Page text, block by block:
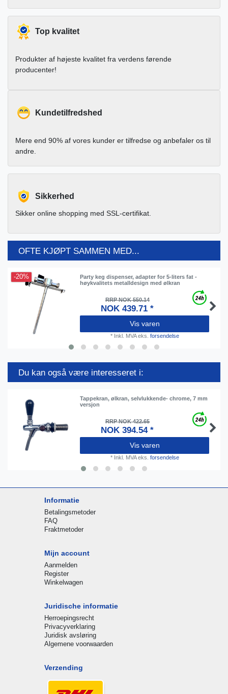
Top kvalitet
Produkter af højeste kvalitet fra verdens førende
producenter!
Kundetilfredshed
Mere end 90% af vores kunder er tilfredse og anbefaler os til
andre.
Sikkerhed
Sikker online shopping med SSL-certifikat.
OFTE KJØPT SAMMEN MED...
-20%
Party keg dispenser, adapter for 5-liters fat -
høykvalitets metalldesign med ølkran
RRP NOK 550.14
NOK 439.71 *
Vis varen
* Inkl. MVAeks. forsendelse
Du kan også være interesseret i:
Tappekran, ølkran, selvlukkende- сhrome, 7 mm
versjon
RRP NOK 422.65
NOK 394.54 *
Vis varen
* Inkl. MVAeks. forsendelse
Informatie
Betalingsmetoder
FAQ
Fraktmetoder
Mijn account
Aanmelden
Register
Winkelwagen
Juridische informatie
Herroepingsrecht
Privacyverklaring
Juridisk avsløring
Algemene voorwaarden
Verzending